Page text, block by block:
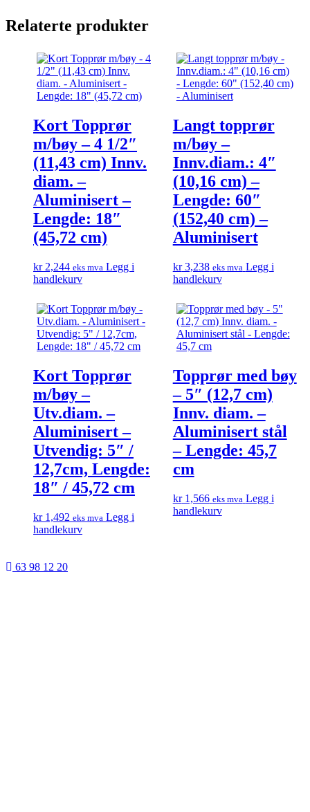
Relaterte produkter
Kort Topprør
m/bøy – 4 1/2″
(11,43 cm) Innv.
diam. –
Aluminisert –
Lengde: 18″
(45,72 cm)
kr2,244 eks mva Legg i
handlekurv
Langt topprør
m/bøy –
Innv.diam.: 4″
(10,16 cm) –
Lengde: 60″
(152,40 cm) –
Aluminisert
kr3,238 eks mva Legg i
handlekurv
Kort Topprør
m/bøy –
Utv.diam. –
Aluminisert –
Utvendig: 5″ /
12,7cm, Lengde:
18″ / 45,72 cm
kr1,492 eks mva Legg i
handlekurv
Topprør med bøy
– 5″ (12,7 cm)
Innv. diam. –
Aluminisert stål
– Lengde: 45,7
cm
kr1,566 eks mva Legg i
handlekurv
63 98 12 20